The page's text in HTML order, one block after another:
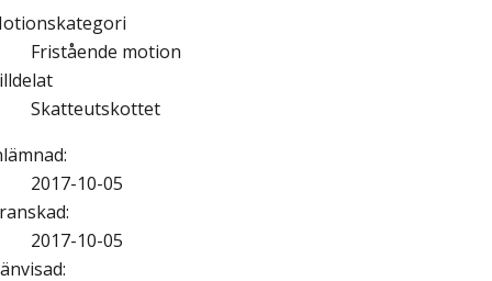
Fristående motion
Skatteutskottet
:
2017-10-05
:
2017-10-05
: